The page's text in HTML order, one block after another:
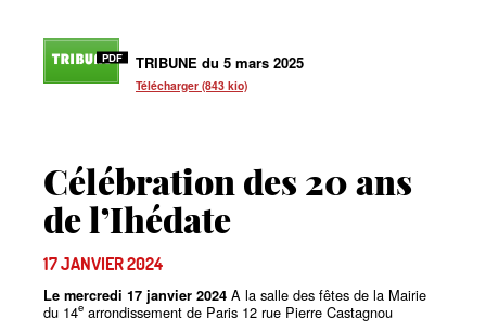
PDF TRIBUNE du 5 mars 2025
Télécharger (843 kio)
Célébration des 20 ans
de l’Ihédate
17 JANVIER 2024
Le mercredi 17 janvier 2024 A la salle des fêtes de la Mairie
du 14e arrondissement de Paris 12 rue Pierre Castagnou